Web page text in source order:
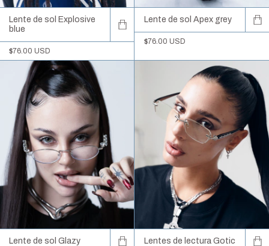
Lente de sol Explosive
blue
$76.00 USD
Lente de sol Apex grey
$76.00 USD
Lente de sol Glazy Lentes de lectura Gotic